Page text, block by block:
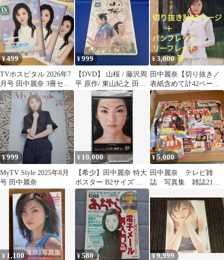
¥499
TVホスピタル 2026年7
月号 田中麗奈 3冊セッ
ト
¥999
【DVD】 山桜 / 藤沢周
平 原作/ 東山紀之 田中
麗奈 / 時代劇
¥3,000
田中麗奈【切り抜き／
表紙含めて計42ページ
＋パンフレット、リー
フレット計４冊】
¥999
MyTV Style 2025年8月
号 田中麗奈
¥ 10,000
【希少】田中麗奈 特大
ポスター B2サイズ フ
ジカラー販促用
¥5,000
田中麗奈 テレビ雑
誌 写真集 雑誌21冊
¥ 1,100 ¥580 ¥9,999